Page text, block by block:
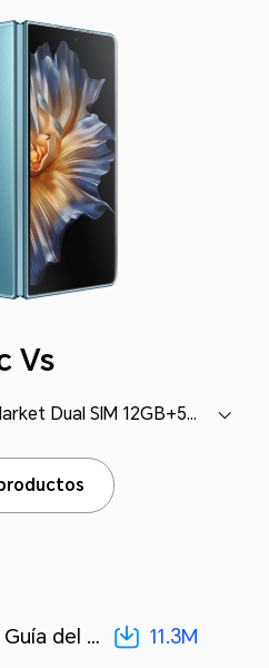
Vs
HONOR Magic Vs Open Market Dual SIM 12GB+512GB (FRI-NX9)
HONOR Magic Vs Guía del usuario-(MagicOS 7.1_01,es-us)[ 11.3M ] 11.3M